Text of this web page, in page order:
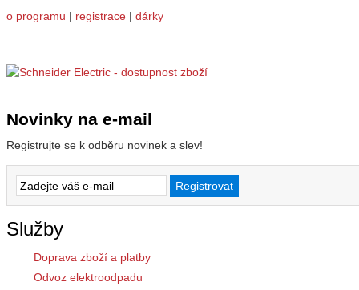
o programu | registrace | dárky
Novinky na e-mail
Registrujte se k odběru novinek a slev!
Služby
Doprava zboží a platby
Odvoz elektroodpadu